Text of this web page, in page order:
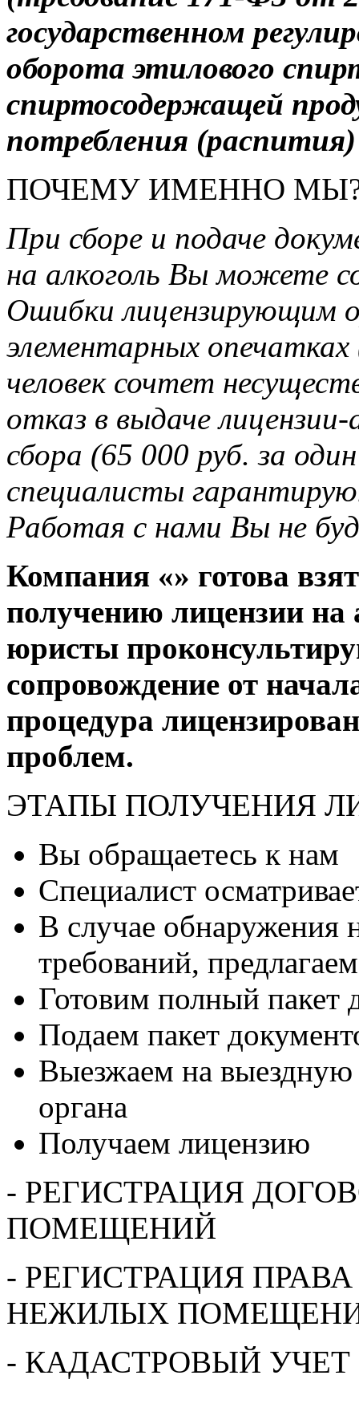
государственном
оборота этилового
спиртосодержащей
потребления
ПОЧЕМУ ИМЕННО
При сборе и подаче
на алкоголь Вы можете
Ошибки лицензирующим
элементарных
человек сочтет
отказ в выдаче
сбора (65 000 руб. за
специалисты
Работая с нами Вы не
Компания «» готова
получению лицензии
юристы
сопровождение от
процедура
проблем.
ЭТАПЫ ПОЛУЧЕНИЯ
Вы обращаетесь к нам
Специалист
В случае обнаружения
требований,
Готовим полный пакет
Подаем пакет
Выезжаем на
органа
Получаем лицензию
- РЕГИСТРАЦИЯ
ПОМЕЩЕНИЙ
- РЕГИСТРАЦИЯ
НЕЖИЛЫХ
- КАДАСТРОВЫЙ УЧЕТ